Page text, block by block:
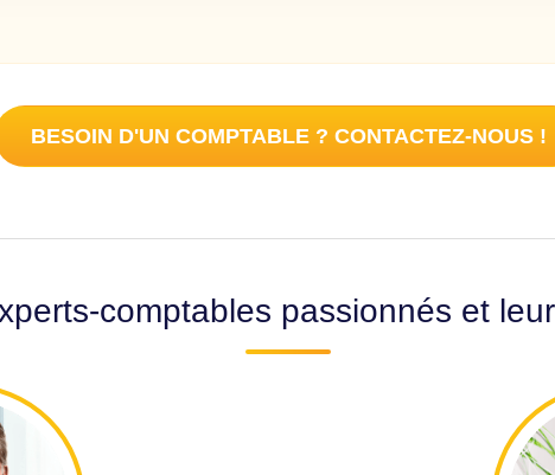
BESOIN D'UN COMPTABLE ? CONTACTEZ-NOUS !
comptables passionnés et